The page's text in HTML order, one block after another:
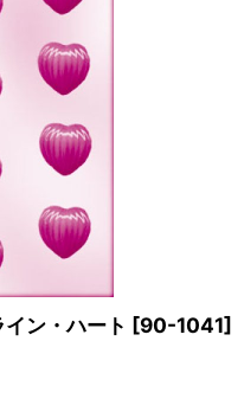
ン・ハート [90-1041]